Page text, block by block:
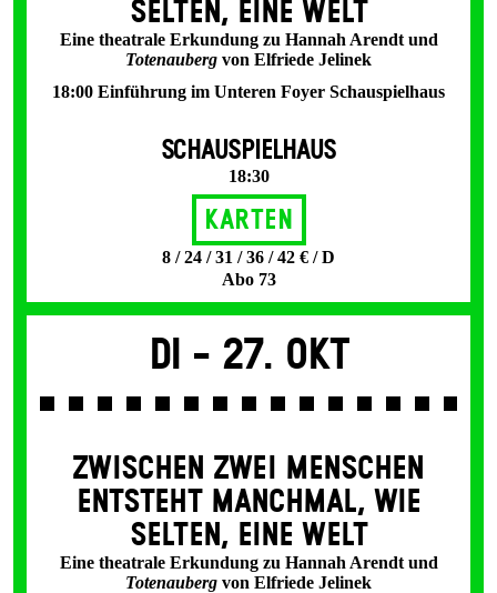
SELTEN, EINE WELT
Eine theatrale Erkundung zu Hannah Arendt und
Totenauberg von Elfriede Jelinek
18:00 Einführung im Unteren Foyer Schauspielhaus
SCHAUSPIELHAUS
18:30
Karten
8 / 24 / 31 / 36 / 42 € / D
Abo 73
Di - 27. Okt
ZWISCHEN ZWEI MENSCHEN
ENT­STEHT MANCH­MAL, WIE
SELTEN, EINE WELT
Eine theatrale Erkundung zu Hannah Arendt und
Totenauberg von Elfriede Jelinek